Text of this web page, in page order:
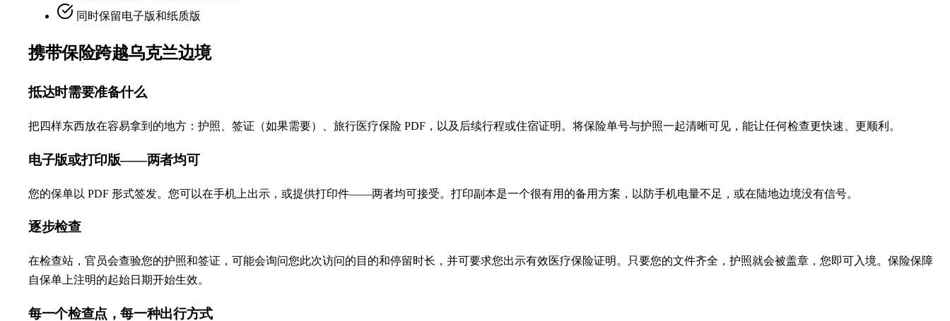
同时保留电子版和纸质版
携带保险跨越乌克兰边境
抵达时需要准备什么
把四样东西放在容易拿到的地方：护照、签证（如果需要）、旅行医疗保险 PDF，以及后续行程或住宿证明。将保险单号与护照一起清晰可见，能让任何检查更快速、更顺利。
电子版或打印版——两者均可
您的保单以 PDF 形式签发。您可以在手机上出示，或提供打印件——两者均可接受。打印副本是一个很有用的备用方案，以防手机电量不足，或在陆地边境没有信号。
逐步检查
在检查站，官员会查验您的护照和签证，可能会询问您此次访问的目的和停留时长，并可要求您出示有效医疗保险证明。只要您的文件齐全，护照就会被盖章，您即可入境。保险保障
自保单上注明的起始日期开始生效。
每一个检查点，每一种出行方式